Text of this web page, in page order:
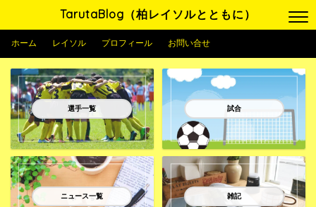
TarutaBlog（柏レイソルとともに）
ホーム レイソル プロフィール お問い合せ
選手一覧 試合
ニュース一覧 雑記